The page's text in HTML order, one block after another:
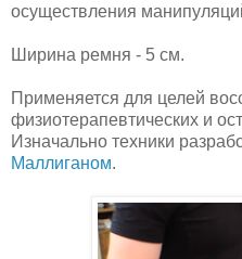
осуществления
Ширина ремня - 5 см.
Применяется для целей
физиотерапевтических и
Изначально техники
Маллиганом.